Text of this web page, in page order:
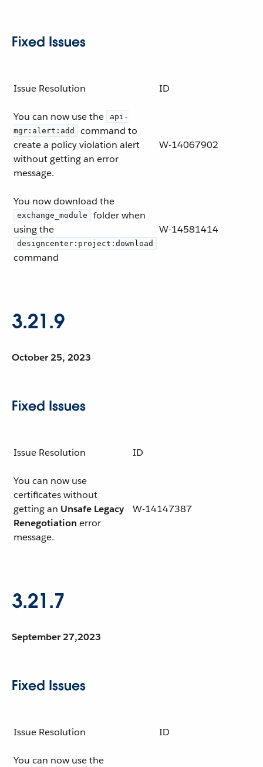
Fixed Issues
Issue Resolution ID
You can now use the
api-
mgr:alert:add
command to
create a policy violation alert
without getting an error
message.
W-14067902
You now download the
exchange_module
folder when
using the
designcenter:project:download
command
W-14581414
3.21.9
October 25, 2023
Fixed Issues
Issue Resolution ID
You can now use
certificates without
getting an Unsafe Legacy
Renegotiation error
message.
W-14147387
3.21.7
September 27,2023
Fixed Issues
Issue Resolution ID
You can now use the